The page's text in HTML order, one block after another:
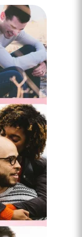
faire ?